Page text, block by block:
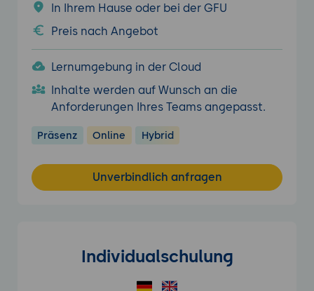
In Ihrem Hause oder bei der GFU
Preis nach Angebot
Lernumgebung in der Cloud
Inhalte werden auf Wunsch an die
Anforderungen Ihres Teams angepasst.
Präsenz Online Hybrid
Unverbindlich anfragen
Individualschulung